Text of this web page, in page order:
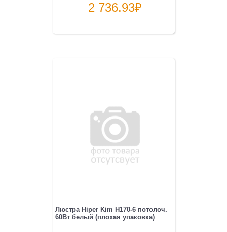
2 736.93₽
Люстра Hiper Kim H170-6 потолоч.
60Вт белый (плохая упаковка)